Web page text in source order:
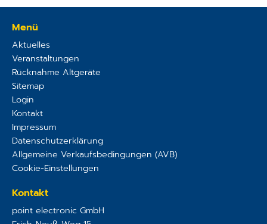
Menü
Aktuelles
Veranstaltungen
Rücknahme Altgeräte
Sitemap
Login
Kontakt
Impressum
Datenschutzerklärung
Allgemeine Verkaufsbedingungen (AVB)
Cookie-Einstellungen
Kontakt
point electronic GmbH